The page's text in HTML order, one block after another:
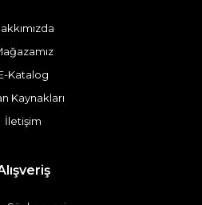
Katalog
Kaynakları
İletişim